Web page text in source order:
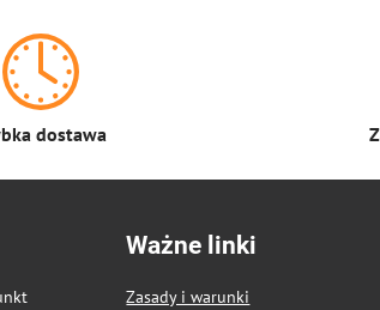
dostawa
Ważne linki
Zasady i warunki